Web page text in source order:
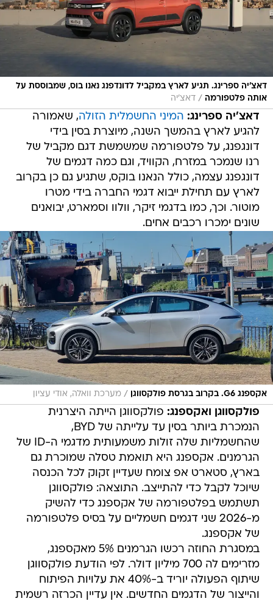
דאצ'יה ספרינג. תגיע לארץ במקביל לדונדפנג נאנו בוס, שמבוססת על
אותה פלטפורמה / דאצ'יה
דאצ'יה ספרינג: המיני החשמלית הזולה, שאמורה
להגיע לארץ בהמשך השנה, מיוצרת בסין בידי
דונגפנג, על פלטפורמה שמשמשת דגם מקביל של
רנו שנמכר במזרח, הקוויד, וגם כמה דגמים של
דונגפנג עצמה, כולל הנאנו בוקס, שתגיע גם כן בקרוב
לארץ עם תחילת ייבוא דגמי החברה בידי מטרו
מוטור. וכך, כמו בדגמי זיקר, וולוו וסמארט, יבואנים
שונים ימכרו רכבים אחים.
אקספנג G6. בקרוב בגרסת פולקסווגן / מערכת וואלה, אודי עציון
פולקסווגן ואקספנג: פולקסווגן הייתה היצרנית
הנמכרת ביותר בסין עד עלייתה של BYD,
שהחשמליות שלה זולות משמעותית מדגמי ה-ID של
הגרמנים. אקספנג היא תואמת טסלה שמוכרת גם
בארץ, סטארט אפ צומח שעדיין זקוק לכל הכנסה
שיוכל לקבל כדי להתייצב. התוצאה: פולקסווגן
תשתמש בפלטפורמה של אקספנג כדי להשיק
מ-2026 שני דגמים חשמליים על בסיס פלטפורמה
של אקספנג.
במסגרת החוזה רכשו הגרמנים 5% מאקספנג,
מזרימים לה 700 מיליון דולר. לפי הודעת פולקסווגן
שיתוף הפעולה יוריד ב-40% את עלויות הפיתוח
והייצור של הדגמים החדשים. אין עדיין הכרזה רשמית